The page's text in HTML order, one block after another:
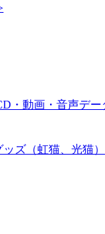
・動画・音声デー
ズ（虹猫、光猫）